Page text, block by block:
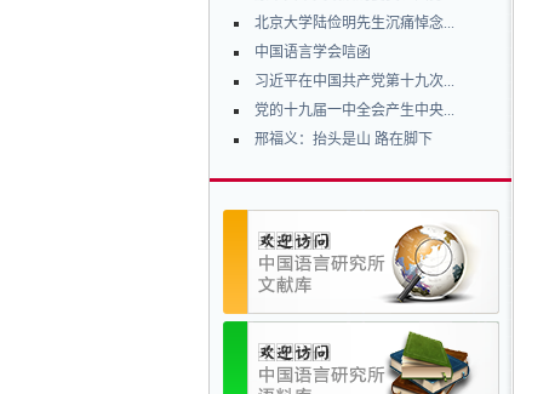
北京大学陆俭明先生沉痛悼念...
中国语言学会唁函
习近平在中国共产党第十九次...
党的十九届一中全会产生中央...
邢福义：抬头是山 路在脚下